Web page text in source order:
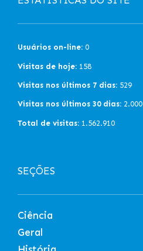
Usuários on-line: 0
Visitas de hoje: 158
Visitas nos últimos 7 dias: 529
Visitas nos últimos 30 dias: 2.000
Total de visitas: 1.562.910
SEÇÕES
Ciência
Geral